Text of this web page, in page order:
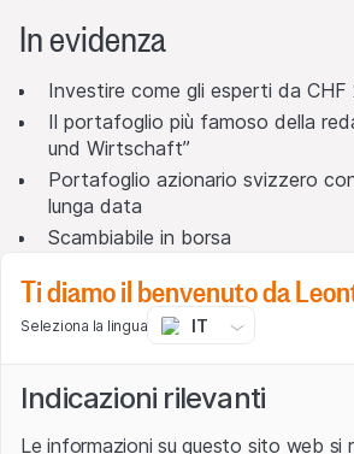
In evidenza
Investire come gli esperti da CHF
Il portafoglio più famoso della
und Wirtschaft”
Portafoglio azionario svizzero
lunga data
Scambiabile in borsa
Leonteq offre immediatamente agli
Portfolio NTRin modo semplice,
Ti diamo il benvenuto da
Seleziona la lingua IT
Indicazioni rilevanti
Le informazioni su questo sito web si